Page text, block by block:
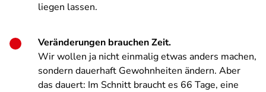
liegen lassen.
Veränderungen brauchen Zeit.
Wir wollen ja nicht einmalig etwas anders machen,
sondern dauerhaft Gewohnheiten ändern. Aber
das dauert: Im Schnitt braucht es 66 Tage, eine